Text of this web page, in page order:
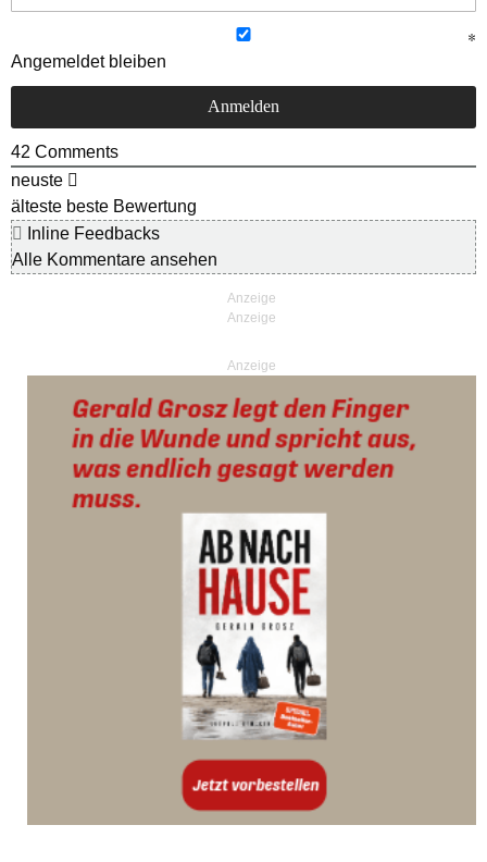
Angemeldet bleiben
42 Comments
neuste
älteste beste Bewertung
Inline Feedbacks
Alle Kommentare ansehen
Anzeige